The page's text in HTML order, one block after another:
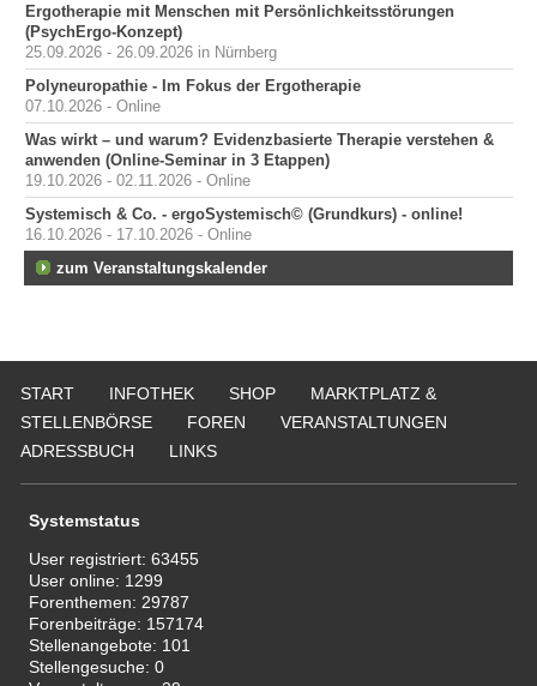
Ergotherapie mit Menschen mit Persönlichkeitsstörungen
(PsychErgo-Konzept)
25.09.2026 - 26.09.2026 in Nürnberg
Polyneuropathie - Im Fokus der Ergotherapie
07.10.2026 - Online
Was wirkt – und warum? Evidenzbasierte Therapie verstehen &
anwenden (Online-Seminar in 3 Etappen)
19.10.2026 - 02.11.2026 - Online
Systemisch & Co. - ergoSystemisch© (Grundkurs) - online!
16.10.2026 - 17.10.2026 - Online
zum Veranstaltungskalender
START INFOTHEK SHOP
MARKTPLATZ &
STELLENBÖRSE
FOREN
VERANSTALTUNGEN
ADRESSBUCH
LINKS
Systemstatus
User registriert:63455
User online: 1299
Forenthemen: 29787
Forenbeiträge: 157174
Stellenangebote: 101
Stellengesuche:0